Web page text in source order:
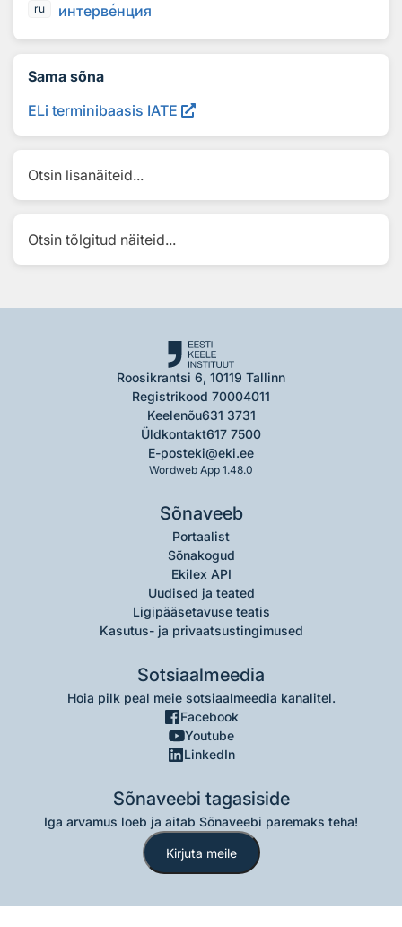
ru интервенция
Sama sõna
ELi terminibaasis IATE
Otsin lisanäiteid...
Otsin tõlgitud näiteid...
Roosikrantsi 6, 10119 Tallinn
Registrikood 70004011
Keelenõu631 3731
Üldkontakt617 7500
E-posteki@eki.ee
Wordweb App 1.48.0
Sõnaveeb
Portaalist
Sõnakogud
Ekilex API
Uudised ja teated
Ligipääsetavuse teatis
Kasutus- ja privaatsustingimused
Sotsiaalmeedia
Hoia pilk peal meie sotsiaalmeedia kanalitel.
Facebook
Youtube
LinkedIn
Sõnaveebi tagasiside
Iga arvamus loeb ja aitab Sõnaveebi paremaks teha!
Kirjuta meile